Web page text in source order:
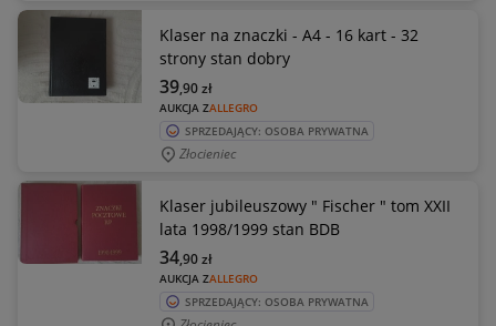
Klaser na znaczki - A4 - 16 kart - 32
strony stan dobry
AUKCJA ZALLEGRO
39,90zł
SPRZEDAJĄCY: OSOBA PRYWATNA
Złocieniec
Klaser jubileuszowy " Fischer " tom XXII
lata 1998/1999 stan BDB
AUKCJA ZALLEGRO
34,90zł
SPRZEDAJĄCY: OSOBA PRYWATNA